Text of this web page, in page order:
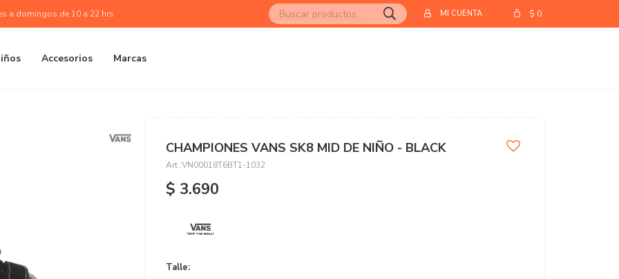
Accesorios Marcas
$ 0
a domingos de 10 a 22 hrs
CHAMPIONES VANS SK8 MID DE NIÑO - BLACK
VN00018T6BT1-1032
$ 3.690
Talle: